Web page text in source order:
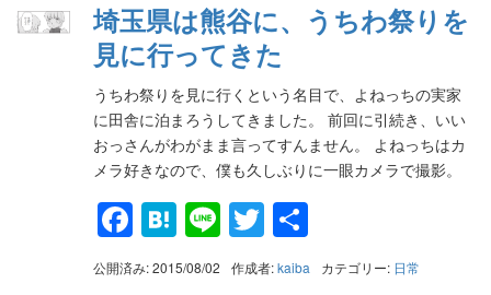
埼玉県は熊谷に、うちわ祭りを
見に行ってきた
うちわ祭りを見に行くという名目で、よねっちの実家
に田舎に泊まろうしてきました。 前回に引続き、いい
おっさんがわがまま言ってすんません。 よねっちはカ
メラ好きなので、僕も久しぶりに一眼カメラで撮影。
Facebook
Hatena
LineTwitter
有
公開済み: 2015/08/02 作成者:kaiba カテゴリー: 日常